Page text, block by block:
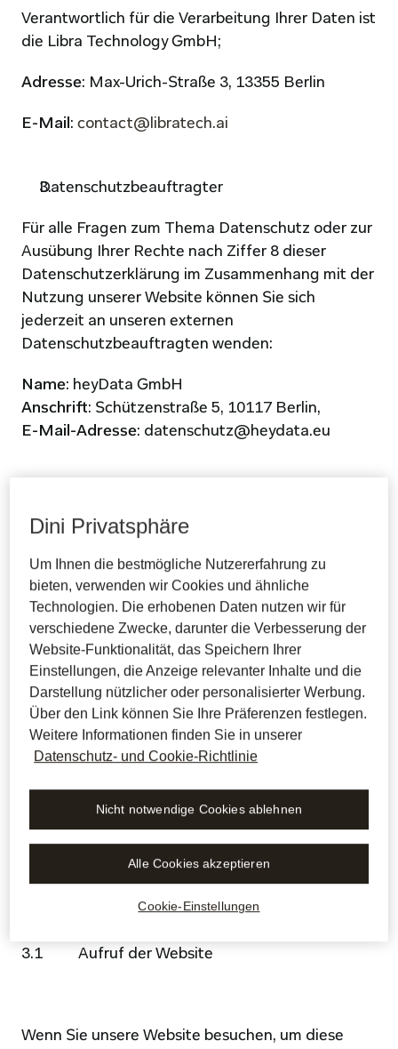
Verantwortlich für die Verarbeitung Ihrer Daten ist
die Libra Technology GmbH;
Adresse: Max-Urich-Straße 3, 13355 Berlin
E-Mail: contact@libratech.ai
Datenschutzbeauftragter
Für alle Fragen zum Thema Datenschutz oder zur
Ausübung Ihrer Rechte nach Ziffer 8 dieser
Datenschutzerklärung im Zusammenhang mit der
Nutzung unserer Website können Sie sich
jederzeit an unseren externen
Datenschutzbeauftragten wenden:
Name: heyData GmbH
Anschrift: Schützenstraße 5, 10117 Berlin,
E-Mail-Adresse: datenschutz@heydata.eu
personenbezogenen Daten sowie Art und Zweck
ihrer Verarbeitung und maßgebliche
Rechtsgrundlage
Im Folgenden informieren wir Sie darüber, welche
personenbezogenen Daten wir verarbeiten, wenn
Sie unsere Webseite nutzen. Außerdem erklären
wir Ihnen, zu welchem Zweck wir Ihre Daten
verarbeiten und auf welcher Rechtsgrundlage wir
personenbezogenen Daten auf Art. 6 Abs. 1 S.1
lit. f) DSGVO beruht, stellen die genannten
Zwecke zugleich unsere berechtigten Interessen
3.1          Aufruf der Website
Wenn Sie unsere Website besuchen, um diese
Dini Privatsphäre
Um Ihnen die bestmögliche Nutzererfahrung zu
bieten, verwenden wir Cookies und ähnliche
Technologien. Die erhobenen Daten nutzen wir für
verschiedene Zwecke, darunter die Verbesserung der
Website-Funktionalität, das Speichern Ihrer
Einstellungen, die Anzeige relevanter Inhalte und die
Darstellung nützlicher oder personalisierter Werbung.
Über den Link können Sie Ihre Präferenzen festlegen.
Weitere Informationen finden Sie in unserer
Datenschutz- und Cookie-Richtlinie
Cookie-Einstellungen
Nicht notwendige Cookies ablehnen
Alle Cookies akzeptieren